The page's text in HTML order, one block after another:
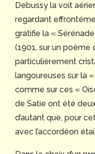
Debussy la voit
regardant
gratifie la «
(1901, sur un poème
particulièrement
langoureuses sur la
comme sur ces «
de Satie ont été
d’autant que, pour
avec l’accordéon